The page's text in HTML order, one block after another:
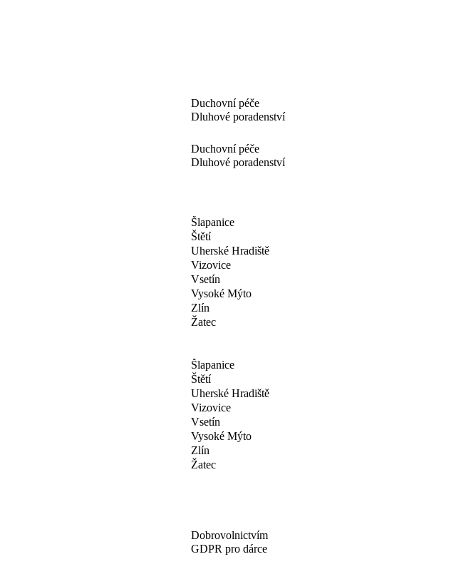
Duchovní péče
Dluhové poradenství
Duchovní péče
Dluhové poradenství
Šlapanice
Štětí
Uherské Hradiště
Vizovice
Vsetín
Vysoké Mýto
Zlín
Žatec
Šlapanice
Štětí
Uherské Hradiště
Vizovice
Vsetín
Vysoké Mýto
Zlín
Žatec
Dobrovolnictvím
GDPR pro dárce